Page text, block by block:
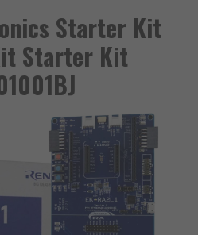
Starter Kit
Starter Kit